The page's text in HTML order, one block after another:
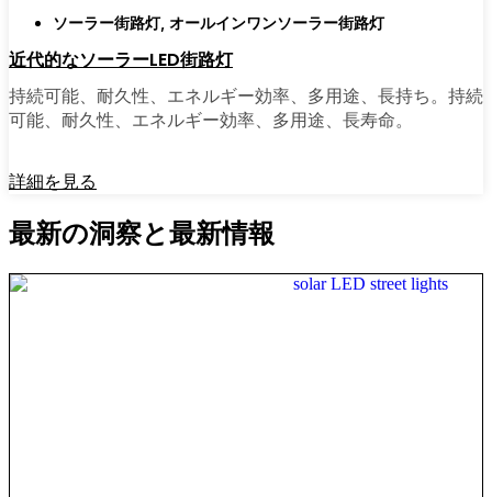
ソーラー街路灯, オールインワンソーラー街路灯
近代的なソーラーLED街路灯
持続可能、耐久性、エネルギー効率、多用途、長持ち。持続
可能、耐久性、エネルギー効率、多用途、長寿命。
詳細を見る
最新の洞察と最新情報